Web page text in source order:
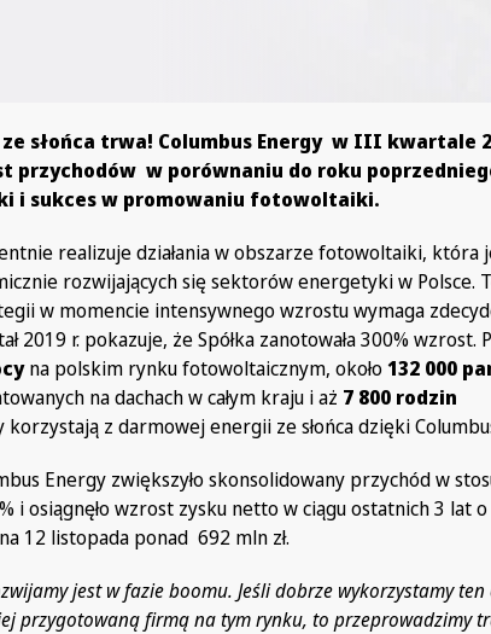
słońca trwa! Columbus Energy w III kwartale
przychodów w porównaniu do roku
i sukces w promowaniu fotowoltaiki.
realizuje działania w obszarze fotowoltaiki, która
rozwijających się sektorów energetyki w Polsce.
w momencie intensywnego wzrostu wymaga
2019 r. pokazuje, że Spółka zanotowała 300% wzrost.
na polskim rynku fotowoltaicznym, około132 000
na dachach w całym kraju i aż 7 800 rodzin
korzystają z darmowej energii ze słońca dzięki
Energy zwiększyło skonsolidowany przychód w
i osiągnęło wzrost zysku netto w ciągu ostatnich 3 lat
12 listopada ponad 692 mln zł.
jest w fazie boomu. Jeśli dobrze wykorzystamy ten
przygotowaną firmą na tym rynku, to przeprowadzimy